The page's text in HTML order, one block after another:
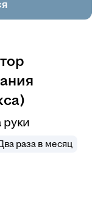
руки
раза в месяц